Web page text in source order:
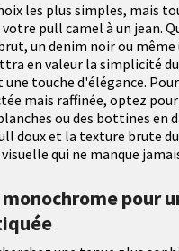
les plus simples, mais
pull camel à un jean.
un denim noir ou
en valeur la simplicité
touche d'élégance.
mais raffinée, optez pour
ou des bottines en
doux et la texture brute
qui ne manque
monochrome pour